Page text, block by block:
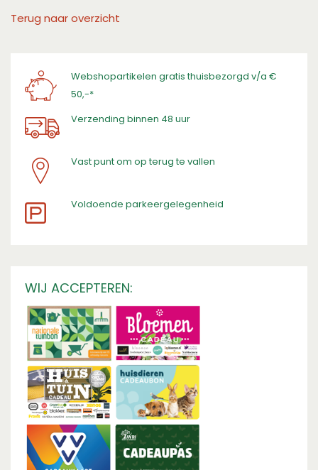
Terug naar overzicht
Webshopartikelen gratis thuisbezorgd v/a €
50,-*
Verzending binnen 48 uur
Vast punt om op terug te vallen
​Voldoende parkeergelegenheid
WIJ ACCEPTEREN: